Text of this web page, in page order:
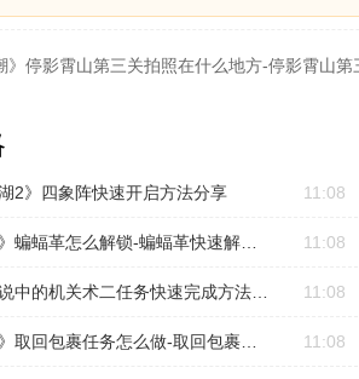
》停影霄山第三关拍照在什么地方-停影霄山
湖2》四象阵快速开启方法分享 11:08
11:08
11:08
11:08